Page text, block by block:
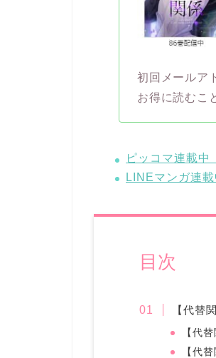
初回メールア
お得に読むこ
ピッコマ連載中
LINEマンガ連
目次
【代替
【代
【代